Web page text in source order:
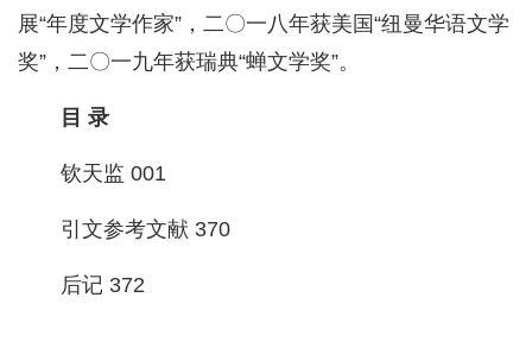
展“年度文学作家”，二〇一八年获美国“纽曼华语文学
奖”，二〇一九年获瑞典“蝉文学奖”。
目 录
钦天监 001
引文参考文献 370
后记 372